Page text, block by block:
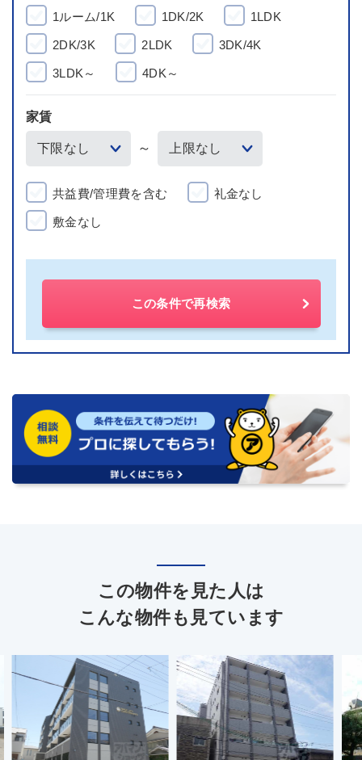
1ルーム/1K
1DK/2K 1LDK
2DK/3K 2LDK 3DK/4K
3LDK～ 4DK～
家賃
～
共益費/管理費を含む 礼金なし
敷金なし
この条件で再検索
この物件を見た人は
こんな物件も見ています